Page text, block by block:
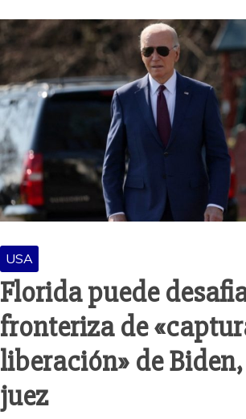
USA
Florida puede
fronteriza de
liberación» de
juez